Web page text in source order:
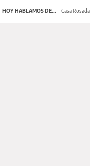
HOY HABLAMOS DE... Casa Rosada